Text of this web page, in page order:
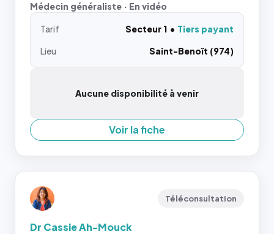
Médecin généraliste · En vidéo
Tarif Secteur 1
Tiers payant
Lieu
Saint-Benoît (974)
Aucune disponibilité à venir
Voir la fiche
Téléconsultation
Dr Cassie Ah-Mouck